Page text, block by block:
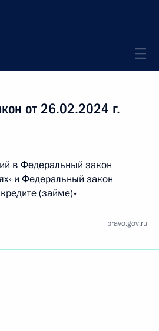
от 26.02.2024 г.
в Федеральный закон
и Федеральный закон
(займе)»
pravo.gov.ru